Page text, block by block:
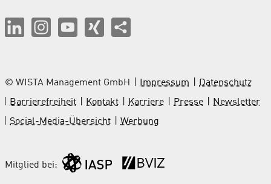
© WISTA Management GmbH Impressum
Datenschutz
Barrierefreiheit
Kontakt Karriere Presse
Newsletter
Social-Media-Übersicht
Werbung
Mitglied bei: